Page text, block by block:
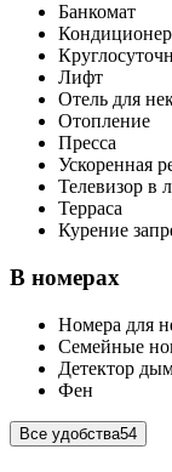
Банкомат
Кондиционер
Лифт
Отель для
Отопление
Пресса
Ускоренная
Телевизор в
Терраса
Курение
В номерах
Номера для
Семейные
Детектор
Фен
Все удобства54